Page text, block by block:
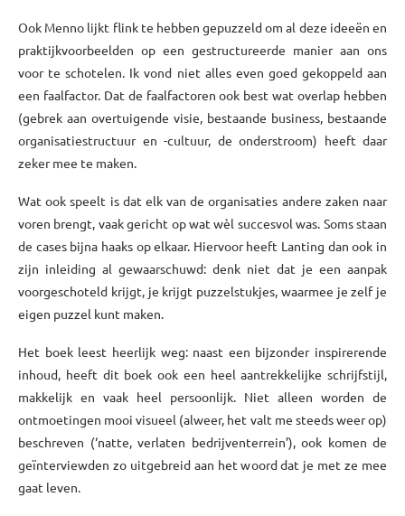
Ook Menno lijkt flink te hebben gepuzzeld om al deze ideeën en
praktijkvoorbeelden op een gestructureerde manier aan ons
voor te schotelen. Ik vond niet alles even goed gekoppeld aan
een faalfactor. Dat de faalfactoren ook best wat overlap hebben
(gebrek aan overtuigende visie, bestaande business, bestaande
organisatiestructuur en -cultuur, de onderstroom) heeft daar
zeker mee te maken.
Wat ook speelt is dat elk van de organisaties andere zaken naar
voren brengt, vaak gericht op wat wèl succesvol was. Soms staan
de cases bijna haaks op elkaar. Hiervoor heeft Lanting dan ook in
zijn inleiding al gewaarschuwd: denk niet dat je een aanpak
voorgeschoteld krijgt, je krijgt puzzelstukjes, waarmee je zelf je
eigen puzzel kunt maken.
Het boek leest heerlijk weg: naast een bijzonder inspirerende
inhoud, heeft dit boek ook een heel aantrekkelijke schrijfstijl,
makkelijk en vaak heel persoonlijk. Niet alleen worden de
ontmoetingen mooi visueel (alweer, het valt me steeds weer op)
beschreven (‘natte, verlaten bedrijventerrein’), ook komen de
geïnterviewden zo uitgebreid aan het woord dat je met ze mee
gaat leven.